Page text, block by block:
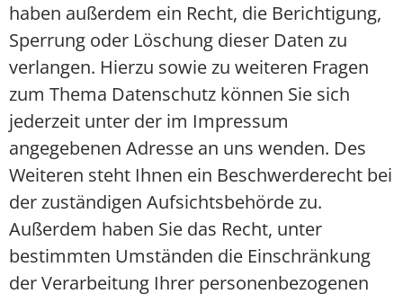
haben außerdem ein Recht, die Berichtigung,
Sperrung oder Löschung dieser Daten zu
verlangen. Hierzu sowie zu weiteren Fragen
zum Thema Datenschutz können Sie sich
jederzeit unter der im Impressum
angegebenen Adresse an uns wenden. Des
Weiteren steht Ihnen ein Beschwerderecht bei
der zuständigen Aufsichtsbehörde zu.
Außerdem haben Sie das Recht, unter
bestimmten Umständen die Einschränkung
der Verarbeitung Ihrer personenbezogenen